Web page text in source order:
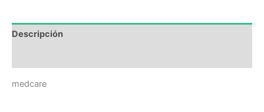
Descripción
medcare